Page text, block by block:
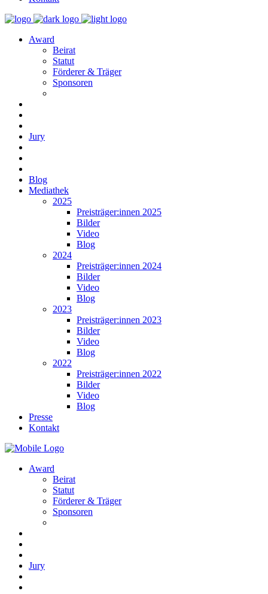
Award
Beirat
Statut
Förderer & Träger
Sponsoren
Jury
Blog
Mediathek
2025
Preisträger:innen 2025
Bilder
Video
Blog
2024
Preisträger:innen 2024
Bilder
Video
Blog
2023
Preisträger:innen 2023
Bilder
Video
Blog
2022
Preisträger:innen 2022
Bilder
Video
Blog
Presse
Kontakt
Award
Beirat
Statut
Förderer & Träger
Sponsoren
Jury